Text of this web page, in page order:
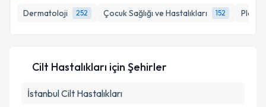
Dermatoloji
252 Çocuk Sağlığı ve Hastalıkları 152
Cilt Hastalıkları için Şehirler
İstanbulCilt Hastalıkları